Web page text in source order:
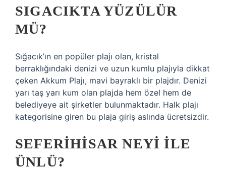
SIGACIKTA YÜZÜLÜR
MÜ?
Sığacık’ın en popüler plajı olan, kristal
berraklığındaki denizi ve uzun kumlu plajıyla dikkat
çeken Akkum Plajı, mavi bayraklı bir plajdır. Denizi
yarı taş yarı kum olan plajda hem özel hem de
belediyeye ait şirketler bulunmaktadır. Halk plajı
kategorisine giren bu plaja giriş aslında ücretsizdir.
SEFERIHISAR NEYI ILE
ÜNLÜ?